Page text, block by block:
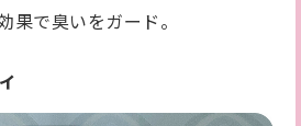
果で臭いをガード。